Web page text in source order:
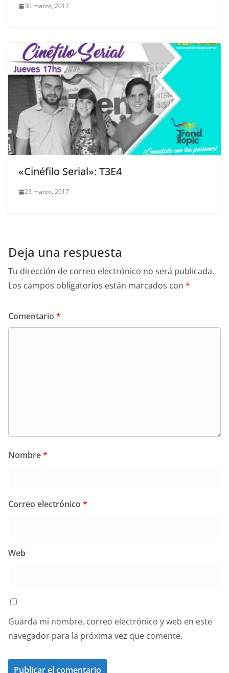
30 marzo, 2017
«Cinéfilo Serial»: T3E4
23 marzo, 2017
Deja una respuesta
Tu dirección de correo electrónico no será publicada.
Los campos obligatorios están marcados con *
Comentario *
Nombre*
Correo electrónico *
Web
Guarda mi nombre, correo electrónico y web en este
navegador para la próxima vez que comente.